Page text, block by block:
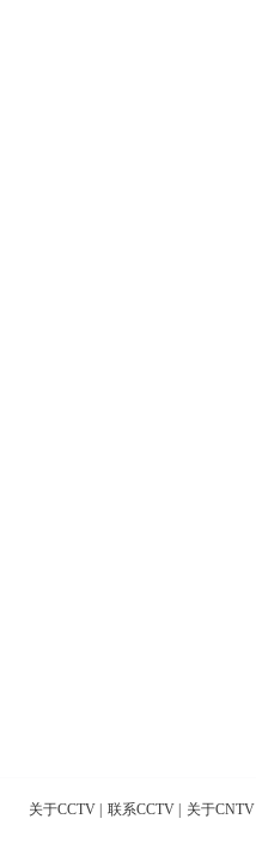
关于CCTV 联系CCTV 关于CNTV